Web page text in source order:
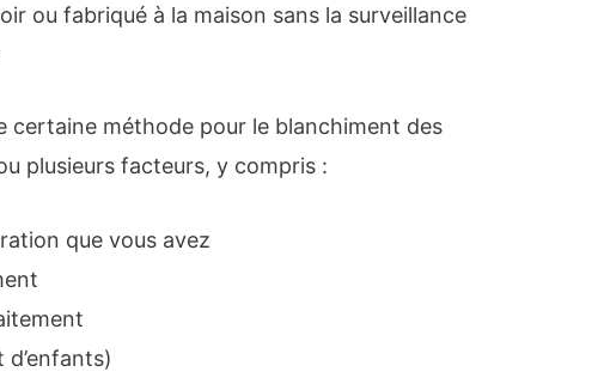
ou fabriqué à la maison sans la surveillance
certaine méthode pour le blanchiment des
plusieurs facteurs, y compris :
que vous avez
d’enfants)